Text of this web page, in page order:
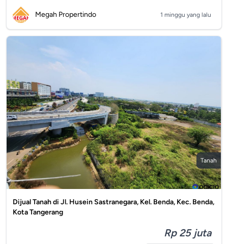
Megah Propertindo 1 minggu yang lalu
Tanah
Dijual Tanah di Jl. Husein Sastranegara, Kel. Benda, Kec. Benda,
Kota Tangerang
Rp 25 juta